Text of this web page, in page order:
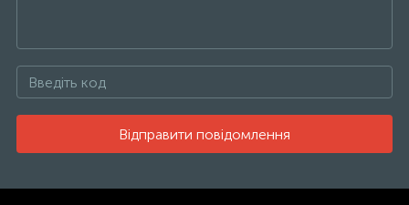
Відправити повідомлення